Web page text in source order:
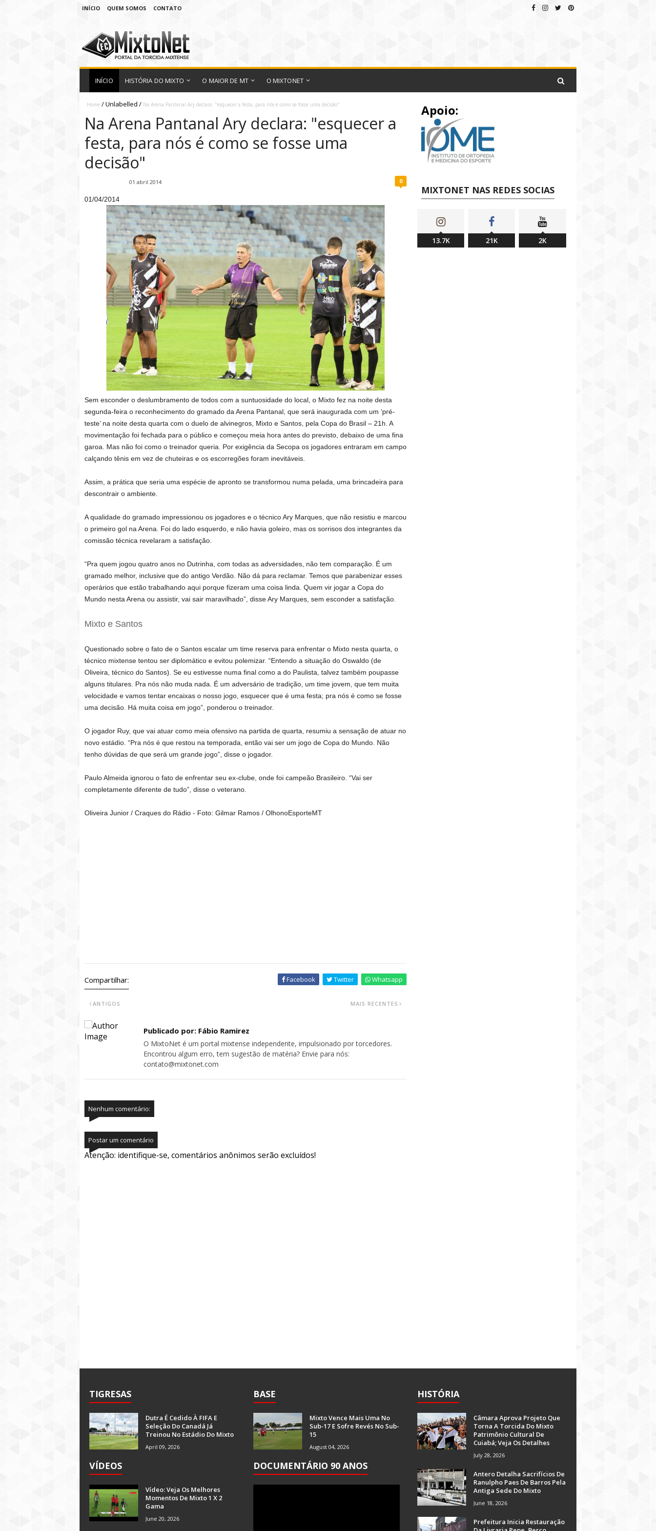
INÍCIO QUEM SOMOS CONTATO
INÍCIO HISTÓRIA DO MIXTO O MAIOR DE MT O MIXTONET
Home /Unlabelled / Na Arena Pantanal Ary declara: "esquecer a festa, para nós é como se fosse uma decisão"
Na Arena Pantanal Ary declara: "esquecer a
festa, para nós é como se fosse uma
decisão"
01 abril 2014 0
01/04/2014
Sem esconder o deslumbramento de todos com a suntuosidade do local, o Mixto fez na noite desta
segunda-feira o reconhecimento do gramado da Arena Pantanal, que será inaugurada com um ‘pré-
teste’ na noite desta quarta com o duelo de alvinegros, Mixto e Santos, pela Copa do Brasil – 21h. A
movimentação foi fechada para o público e começou meia hora antes do previsto, debaixo de uma fina
garoa. Mas não foi como o treinador queria. Por exigência da Secopa os jogadores entraram em campo
calçando tênis em vez de chuteiras e os escorregões foram inevitáveis.
Assim, a prática que seria uma espécie de apronto se transformou numa pelada, uma brincadeira para
descontrair o ambiente.
A qualidade do gramado impressionou os jogadores e o técnico Ary Marques, que não resistiu e marcou
o primeiro gol na Arena. Foi do lado esquerdo, e não havia goleiro, mas os sorrisos dos integrantes da
comissão técnica revelaram a satisfação.
“Pra quem jogou quatro anos no Dutrinha, com todas as adversidades, não tem comparação. É um
gramado melhor, inclusive que do antigo Verdão. Não dá para reclamar. Temos que parabenizar esses
operários que estão trabalhando aqui porque fizeram uma coisa linda. Quem vir jogar a Copa do
Mundo nesta Arena ou assistir, vai sair maravilhado”, disse Ary Marques, sem esconder a satisfação.
Mixto e Santos
Questionado sobre o fato de o Santos escalar um time reserva para enfrentar o Mixto nesta quarta, o
técnico mixtense tentou ser diplomático e evitou polemizar. “Entendo a situação do Oswaldo (de
Oliveira, técnico do Santos). Se eu estivesse numa final como a do Paulista, talvez também poupasse
alguns titulares. Pra nós não muda nada. É um adversário de tradição, um time jovem, que tem muita
velocidade e vamos tentar encaixas o nosso jogo, esquecer que é uma festa; pra nós é como se fosse
uma decisão. Há muita coisa em jogo”, ponderou o treinador.
O jogador Ruy, que vai atuar como meia ofensivo na partida de quarta, resumiu a sensação de atuar no
novo estádio. “Pra nós é que restou na temporada, então vai ser um jogo de Copa do Mundo. Não
tenho dúvidas de que será um grande jogo”, disse o jogador.
Paulo Almeida ignorou o fato de enfrentar seu ex-clube, onde foi campeão Brasileiro. “Vai ser
completamente diferente de tudo”, disse o veterano.
Oliveira Junior / Craques do Rádio - Foto: Gilmar Ramos / OlhonoEsporteMT
Compartilhar: Facebook Twitter Whatsapp
MAIS RECENTES
ANTIGOS
Publicado por: Fábio Ramirez
O MixtoNet é um portal mixtense independente, impulsionado por torcedores.
Encontrou algum erro, tem sugestão de matéria? Envie para nós:
contato@mixtonet.com
Nenhum comentário:
Postar um comentário
Atenção: identifique-se, comentários anônimos serão excluídos!
Apoio:
MIXTONET NAS REDES SOCIAS
13.7K 21K 2K
TIGRESAS
Dutra É Cedido À FIFA E
Seleção Do Canadá Já
Treinou No Estádio Do Mixto
April 09, 2026
VÍDEOS
Vídeo: Veja Os Melhores
Momentos De Mixto 1 X 2
Gama
June 20, 2026
BASE
Mixto Vence Mais Uma No
Sub-17 E Sofre Revés No Sub-
15
August 04, 2026
DOCUMENTÁRIO 90 ANOS
HISTÓRIA
Câmara Aprova Projeto Que
Torna A Torcida Do Mixto
Patrimônio Cultural De
Cuiabá; Veja Os Detalhes
July 28, 2026
Antero Detalha Sacrifícios De
Ranulpho Paes De Barros Pela
Antiga Sede Do Mixto
June 18, 2026
Prefeitura Inicia Restauração